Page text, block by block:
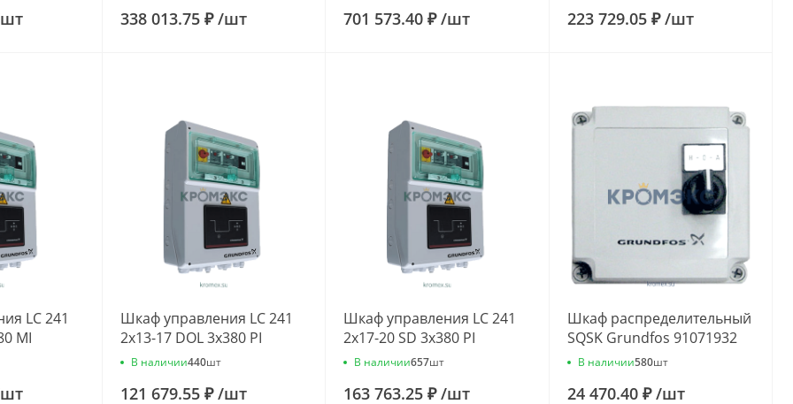
шт 338 013.75 ₽/шт 701 573.40 ₽/шт 223 729.05 ₽/шт
LC 241
MI
шт
Шкаф управления LC 241
2x13-17 DOL 3x380 PI
Grundfos 99629602
В наличии440шт
121 679.55 ₽/шт
Шкаф управления LC 241
2x17-20 SD 3x380 PI
Grundfos 99629607
В наличии657шт
163 763.25 ₽/шт
Шкаф распределительный
SQSK Grundfos 91071932
В наличии580шт
24 470.40 ₽/шт